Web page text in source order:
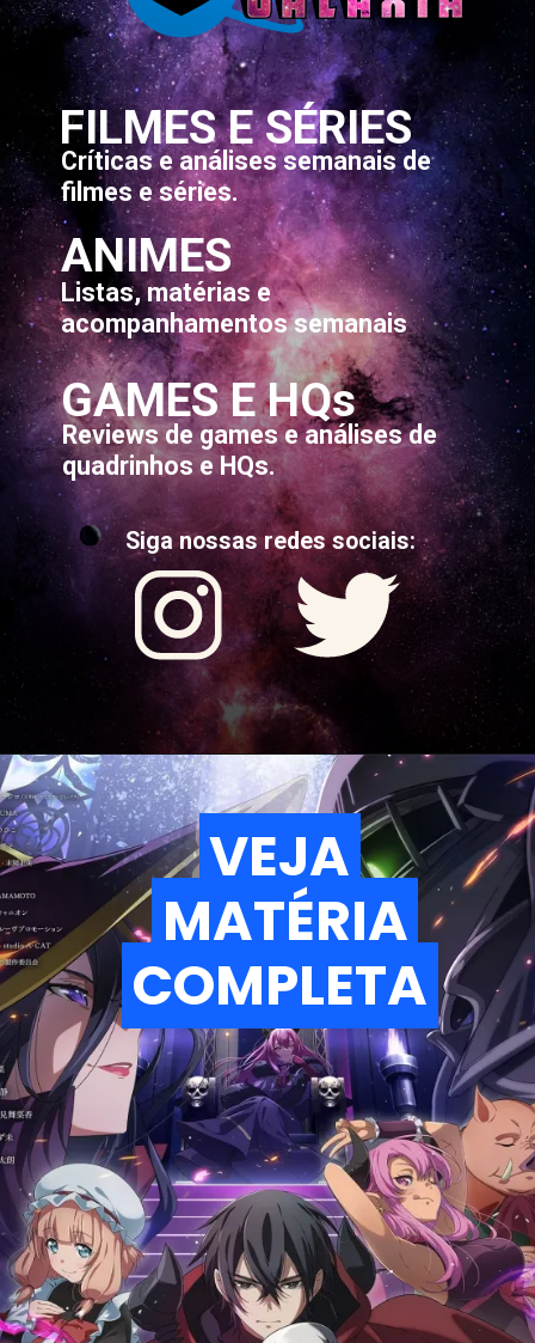
FILMES E SÉRIES
Críticas e análises semanais de
filmes e séries.
ANIMES
Listas, matérias e
acompanhamentos semanais
GAMES E HQs
Reviews de games e análises de
quadrinhos e HQs.
Siga nossas redes sociais:
VEJA
MATÉRIA
COMPLETA
VEJA
MATÉRIA
COMPLETA